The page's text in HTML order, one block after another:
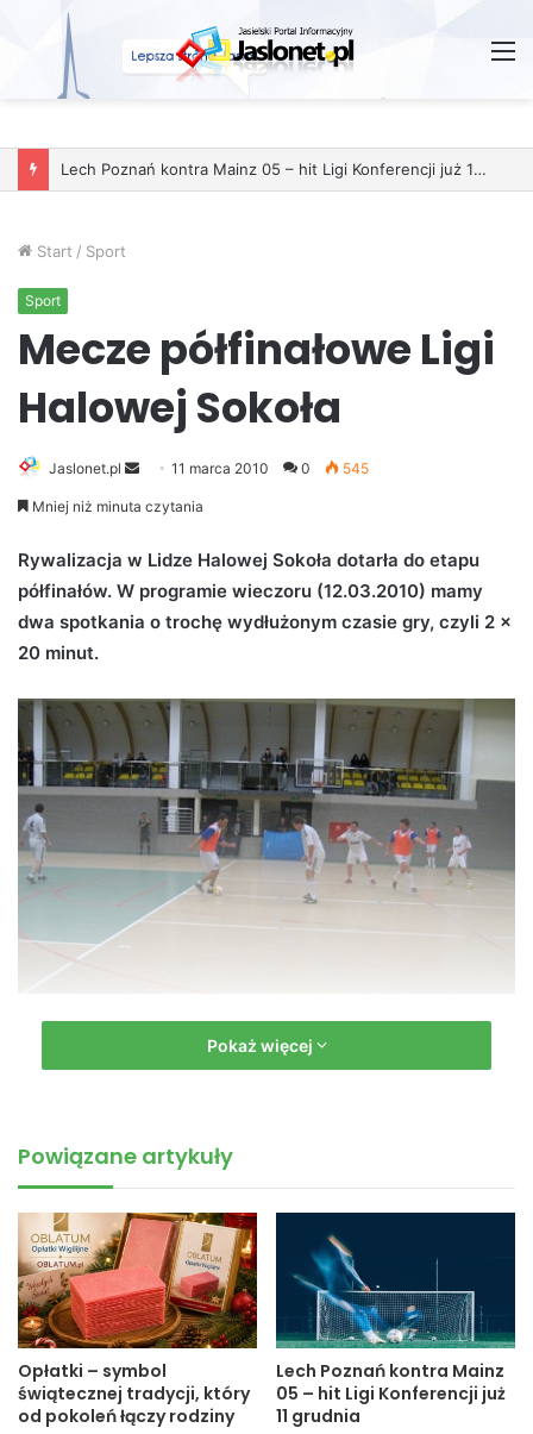
Lech Poznań kontra Mainz 05 – hit Ligi Konferencji już 11 grudnia
Start / Sport
Sport
Mecze półfinałowe Ligi
Halowej Sokoła
Jaslonet.pl
d
a
a
l
11 marca 2010 0 545
Mniej niż minuta czytania
Rywalizacja w Lidze Halowej Sokoła dotarła do etapu
półfinałów. W programie wieczoru (12.03.2010) mamy
dwa spotkania o trochę wydłużonym czasie gry, czyli 2 x
20 minut.
Organizatorzy ustalili następujące godziny rozpoczęcia
godz. 20.00: Skensy Sztos – Towarzystwo Sportowe Sokół
e6
Pokaż więcej
Powiązane artykuły
Opłatki – symbol
świątecznej tradycji, który
od pokoleń łączy rodziny
Lech Poznań kontra Mainz
05 – hit Ligi Konferencji już
11 grudnia